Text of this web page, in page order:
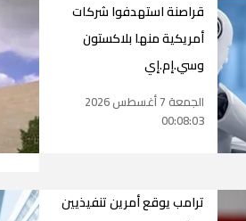
قراصنة استهدفوا شركات
أمريكية منها بلاكستون
وسي.إم.إي
الجمعة 7 أغسطس 2026
00:08:03
ترامب يوقع أمرين تنفيذيين